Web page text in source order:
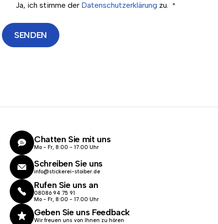
Ja, ich stimme der Datenschutzerklärung zu. *
SENDEN
Chatten Sie mit uns
Mo - Fr, 8:00 - 17:00 Uhr
Schreiben Sie uns
info@stickerei-stoiber.de
Rufen Sie uns an
08086 94 75 91
Mo - Fr, 8:00 - 17.00 Uhr
Geben Sie uns Feedback
Wir freuen uns von Ihnen zu hören